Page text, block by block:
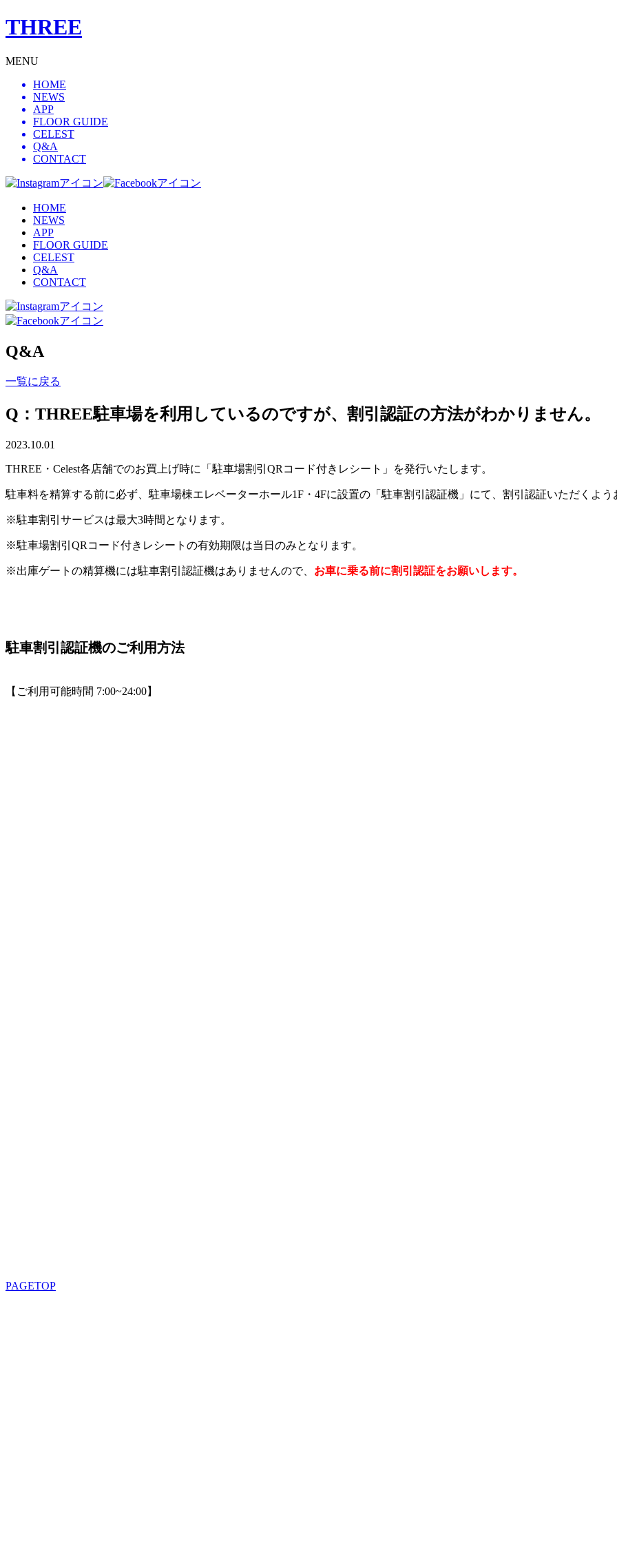
THREE
MENU
HOME
NEWS
APP
FLOOR GUIDE
CELEST
Q&A
CONTACT
HOME
NEWS
APP
FLOOR GUIDE
CELEST
Q&A
CONTACT
Q&A
一覧に戻る
Q：THREE駐車場を利用しているのですが、割引認証の方法がわかりません。
2023.10.01
THREE・Celest各店舗でのお買上げ時に「駐車場割引QRコード付きレシート」を発行いたします。
駐車料を精算する前に必ず、駐車場棟エレベーターホール1F・4Fに設置の「駐車割引認証機」にて、割引認証いただくよう
※駐車割引サービスは最大3時間となります。
※駐車場割引QRコード付きレシートの有効期限は当日のみとなります。
※出庫ゲートの精算機には駐車割引認証機はありませんので、 お車に乗る前に割引認証をお願いします。
駐車割引認証機のご利用方法
【ご利用可能時間 7:00~24:00】
PAGETOP